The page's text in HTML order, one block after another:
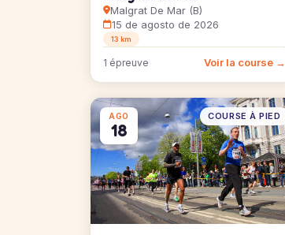
Malgrat De Mar (B)
15 de agosto de 2026
13 km
1 épreuve Voir la course →
AGO
18
COURSE À PIED